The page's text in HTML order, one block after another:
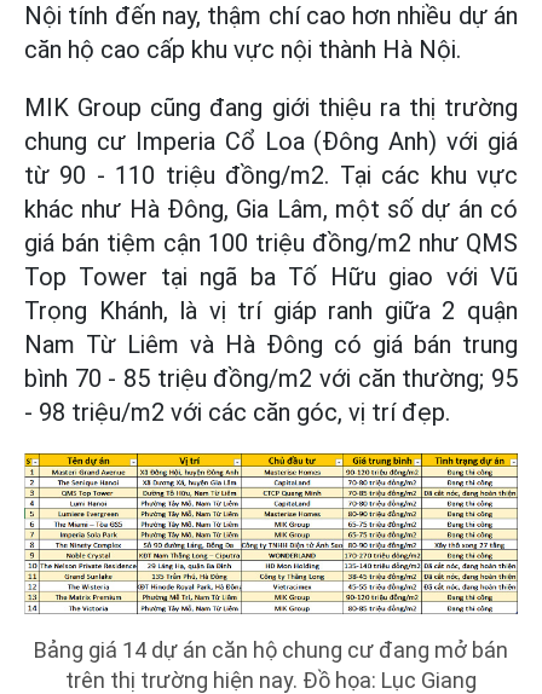
Nội tính đến nay, thậm chí cao hơn nhiều dự án
căn hộ cao cấp khu vực nội thành Hà Nội.
MIK Group cũng đang giới thiệu ra thị trường
chung cư Imperia Cổ Loa (Đông Anh) với giá
từ 90 - 110 triệu đồng/m2. Tại các khu vực
khác như Hà Đông, Gia Lâm, một số dự án có
giá bán tiệm cận 100 triệu đồng/m2 như QMS
Top Tower tại ngã ba Tố Hữu giao với Vũ
Trọng Khánh, là vị trí giáp ranh giữa 2 quận
Nam Từ Liêm và Hà Đông có giá bán trung
bình 70 - 85 triệu đồng/m2 với căn thường; 95
- 98 triệu/m2 với các căn góc, vị trí đẹp.
Bảng giá 14 dự án căn hộ chung cư đang mở bán
trên thị trường hiện nay. Đồ họa: Lục Giang